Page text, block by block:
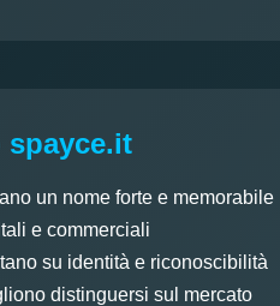
spayce.it
un nome forte e memorabile
e commerciali
su identità e riconoscibilità
distinguersi sul mercato